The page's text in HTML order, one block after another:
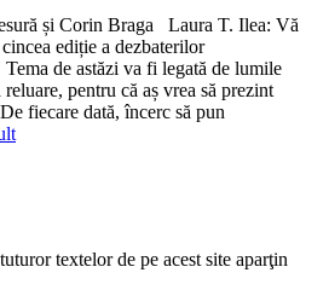
și Corin Braga Laura T. Ilea: Vă
ediție a dezbaterilor
de astăzi va fi legată de lumile
pentru că aș vrea să prezint
fiecare dată, încerc să pun
textelor de pe acest site aparţin